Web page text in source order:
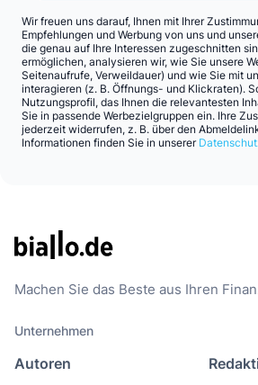
Wir freuen uns darauf, Ihnen mit Ihrer
Empfehlungen und Werbung von uns und
die genau auf Ihre Interessen zugeschnitten
ermöglichen, analysieren wir, wie Sie unsere
Seitenaufrufe, Verweildauer) und wie Sie mit
interagieren (z. B. Öffnungs- und Klickraten).
Nutzungsprofil, das Ihnen die relevantesten
Sie in passende Werbezielgruppen ein. Ihre
jederzeit widerrufen, z. B. über den
Informationen finden Sie in unserer
Machen Sie das Beste aus Ihren
Unternehmen
Autoren